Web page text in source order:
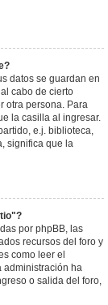
datos se guardan en
cabo de cierto
otra persona. Para
la casilla al ingresar.
e.j. biblioteca,
significa que la
por phpBB, las
recursos del foro y
como leer el
administración ha
o salida del foro,